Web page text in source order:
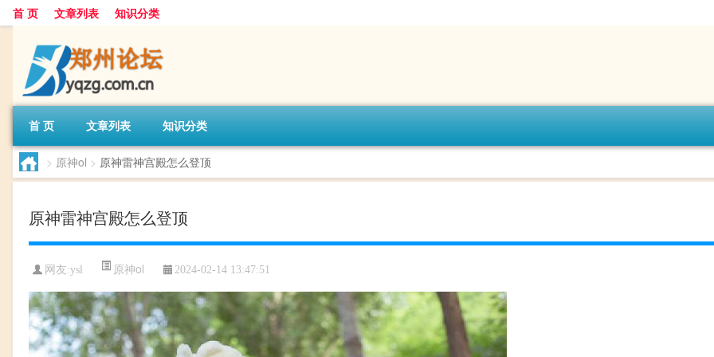
首 页 文章列表 知识分类
首 页 文章列表 知识分类
> 原神ol > 原神雷神宫殿怎么登顶
原神雷神宫殿怎么登顶
网友:ysl 原神ol 2024-02-14 13:47:51